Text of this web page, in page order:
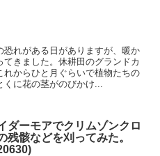
れがある日がありますが、暖か
きました。休耕田のグランドカ
からひと月ぐらいで植物たちの
に花の茎がのびかけ...
ダーモアでクリムゾンクロ
残骸などを刈ってみた。